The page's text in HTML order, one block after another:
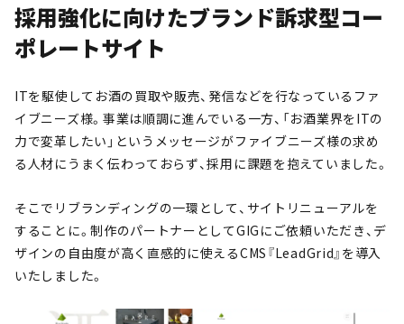
採用強化に向けたブランド訴求型コー
ポレートサイト
ITを駆使してお酒の買取や販売、発信などを行なっているファ
イブニーズ様。事業は順調に進んでいる一方、「お酒業界をITの
力で変革したい」というメッセージがファイブニーズ様の求め
る人材にうまく伝わっておらず、採用に課題を抱えていました。
そこでリブランディングの一環として、サイトリニューアルを
することに。制作のパートナーとしてGIGにご依頼いただき、デ
ザインの自由度が高く直感的に使えるCMS『LeadGrid』を導入
いたしました。